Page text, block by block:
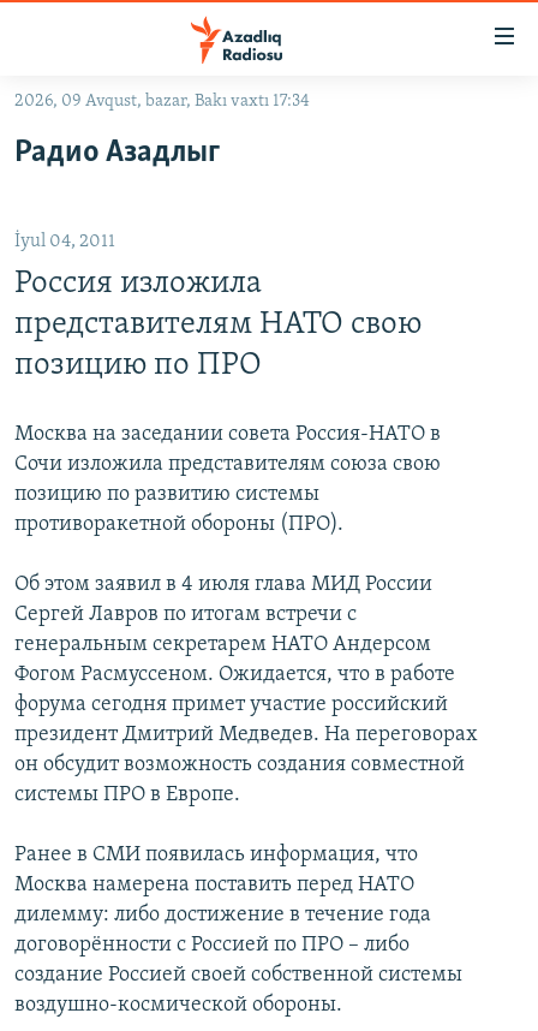
Əsas
qayıt
qayıt
Axtarışa
#İZAHLA
#ƏSLINDƏ
QANUNI DOĞRU
MULTIMEDIA
VIDEO
FOTOQALEREYA
KARIKATURA
RADIO ARXIV
OXU ZALI
İSLAM VƏ DEMOKRATIYA
İZ - MƏDƏNIYYƏT PROQRAMI
HAQQIMIZDA
PEŞƏ ETIKASI VƏ JURNALISTIKA STANDARTLARIMIZ
MATERIALLARIMIZDAN ISTIFADƏ
AZADLIQRADIOSU MOBIL TELEFONUNUZDA
BIZIMLƏ ƏLAQƏ
XƏBƏR BÜLLETENLƏRIMIZ
BIZI IZLƏ
RFE/RL-in bütün saytları
2026, 09 Avqust, bazar, Bakı vaxtı 17:34
Радио Азадлыг
İyul 04, 2011
Россия изложила
представителям НАТО свою
позицию по ПРО
Москва на заседании совета Россия-НАТО в
Сочи изложила представителям союза свою
позицию по развитию системы
противоракетной обороны (ПРО).
Об этом заявил в 4 июля глава МИД России
Сергей Лавров по итогам встречи с
генеральным секретарем НАТО Андерсом
Фогом Расмуссеном. Ожидается, что в работе
форума сегодня примет участие российский
президент Дмитрий Медведев. На переговорах
он обсудит возможность создания совместной
системы ПРО в Европе.
Ранее в СМИ появилась информация, что
Москва намерена поставить перед НАТО
дилемму: либо достижение в течение года
договорённости с Россией по ПРО – либо
создание Россией своей собственной системы
воздушно-космической обороны.